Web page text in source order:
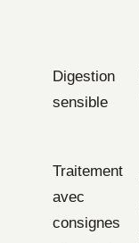
Digestion
sensible
Traitement
avec
consignes